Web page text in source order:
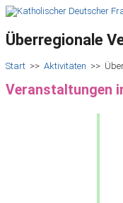
Überregionale
Start >> Aktivitäten >>
Veranstaltungen